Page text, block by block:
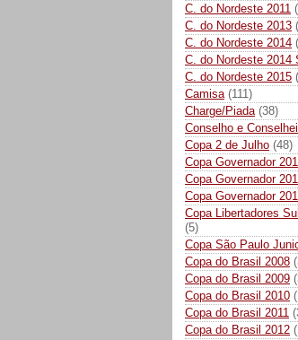
C. do Nordeste 2011
C. do Nordeste 2013
C. do Nordeste 2014
C. do Nordeste 2014
C. do Nordeste 2015
Camisa (111)
Charge/Piada (38)
Conselho e
Copa 2 de Julho (48)
Copa Governador
Copa Governador
Copa Governador
Copa Libertadores
(5)
Copa São Paulo
Copa do Brasil 2008
Copa do Brasil 2009
Copa do Brasil 2010
Copa do Brasil 2011
Copa do Brasil 2012